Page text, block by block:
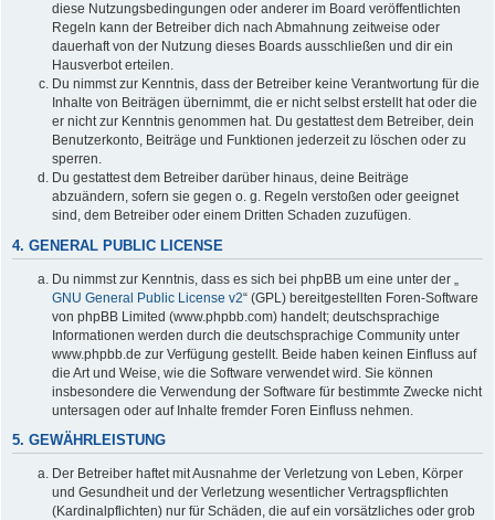
diese Nutzungsbedingungen oder anderer im Board veröffentlichten
Regeln kann der Betreiber dich nach Abmahnung zeitweise oder
dauerhaft von der Nutzung dieses Boards ausschließen und dir ein
Hausverbot erteilen.
Du nimmst zur Kenntnis, dass der Betreiber keine Verantwortung für die
Inhalte von Beiträgen übernimmt, die er nicht selbst erstellt hat oder die
er nicht zur Kenntnis genommen hat. Du gestattest dem Betreiber, dein
Benutzerkonto, Beiträge und Funktionen jederzeit zu löschen oder zu
sperren.
Du gestattest dem Betreiber darüber hinaus, deine Beiträge
abzuändern, sofern sie gegen o. g. Regeln verstoßen oder geeignet
sind, dem Betreiber oder einem Dritten Schaden zuzufügen.
4. GENERAL PUBLIC LICENSE
Du nimmst zur Kenntnis, dass es sich bei phpBB um eine unter der „
GNU General Public License v2“ (GPL) bereitgestellten Foren-Software
von phpBB Limited (www.phpbb.com) handelt; deutschsprachige
Informationen werden durch die deutschsprachige Community unter
www.phpbb.de zur Verfügung gestellt. Beide haben keinen Einfluss auf
die Art und Weise, wie die Software verwendet wird. Sie können
insbesondere die Verwendung der Software für bestimmte Zwecke nicht
untersagen oder auf Inhalte fremder Foren Einfluss nehmen.
5. GEWÄHRLEISTUNG
Der Betreiber haftet mit Ausnahme der Verletzung von Leben, Körper
und Gesundheit und der Verletzung wesentlicher Vertragspflichten
(Kardinalpflichten) nur für Schäden, die auf ein vorsätzliches oder grob